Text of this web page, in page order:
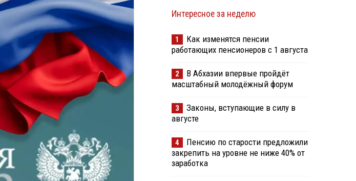
Интересное за неделю
1
Как изменятся пенсии
работающих пенсионеров с 1 августа
2
В Абхазии впервые пройдёт
масштабный молодёжный форум
3
Законы, вступающие в силу в
августе
4
Пенсию по старости предложили
закрепить на уровне не ниже 40% от
заработка